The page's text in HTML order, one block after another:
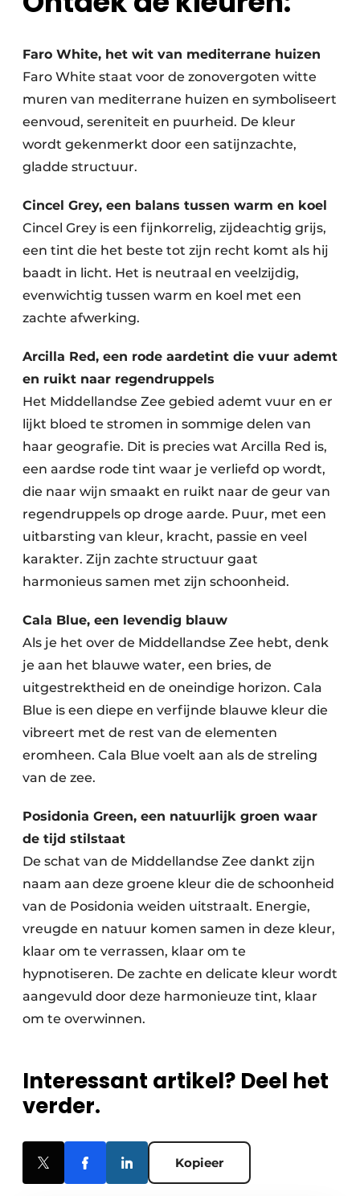
Faro White, het wit van mediterrane huizen
Faro White staat voor de zonovergoten witte
muren van mediterrane huizen en symboliseert
eenvoud, sereniteit en puurheid. De kleur
wordt gekenmerkt door een satijnzachte,
gladde structuur.
Cincel Grey, een balans tussen warm en koel
Cincel Grey is een fijnkorrelig, zijdeachtig grijs,
een tint die het beste tot zijn recht komt als hij
baadt in licht. Het is neutraal en veelzijdig,
evenwichtig tussen warm en koel met een
zachte afwerking.
Arcilla Red, een rode aardetint die vuur ademt
en ruikt naar regendruppels
Het Middellandse Zee gebied ademt vuur en er
lijkt bloed te stromen in sommige delen van
haar geografie. Dit is precies wat Arcilla Red is,
een aardse rode tint waar je verliefd op wordt,
die naar wijn smaakt en ruikt naar de geur van
regendruppels op droge aarde. Puur, met een
uitbarsting van kleur, kracht, passie en veel
karakter. Zijn zachte structuur gaat
harmonieus samen met zijn schoonheid.
Cala Blue, een levendig blauw
Als je het over de Middellandse Zee hebt, denk
je aan het blauwe water, een bries, de
uitgestrektheid en de oneindige horizon. Cala
Blue is een diepe en verfijnde blauwe kleur die
vibreert met de rest van de elementen
eromheen. Cala Blue voelt aan als de streling
van de zee.
Posidonia Green, een natuurlijk groen waar
de tijd stilstaat
De schat van de Middellandse Zee dankt zijn
naam aan deze groene kleur die de schoonheid
van de Posidonia weiden uitstraalt. Energie,
vreugde en natuur komen samen in deze kleur,
klaar om te verrassen, klaar om te
hypnotiseren. De zachte en delicate kleur wordt
aangevuld door deze harmonieuze tint, klaar
om te overwinnen.
Interessant artikel? Deel het
verder.
Kopieer